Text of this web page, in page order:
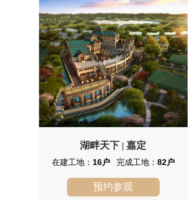
湖畔天下
湖畔天下 |嘉定
在建工地： 16户 完成工地： 82户
预约参观